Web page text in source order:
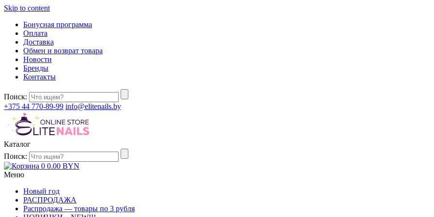
Skip to content
Бонусная программа
Оплата
Доставка
Обмен и возврат товара
Новости
Бренды
Контакты
Поиск:
+375 44 770-89-99 info@elitenails.by
Каталог
Поиск:
0 0.00 BYN
Меню
Новый год
РАСПРОДАЖА
Распродажа — товары по 3 рубля